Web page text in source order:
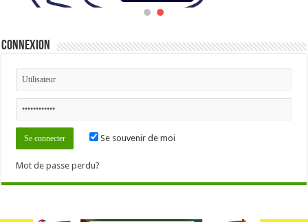
Connexion
Se souvenir de moi
Mot de passe perdu?